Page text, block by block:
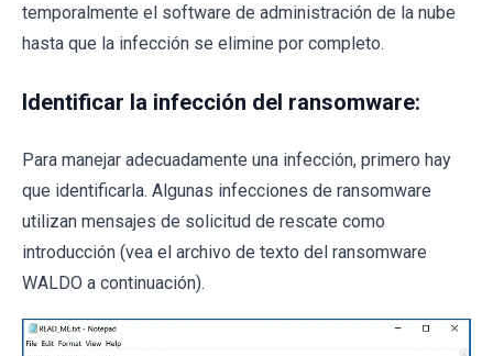
temporalmente el software de administración de la nube
hasta que la infección se elimine por completo.
Identificar la infección del ransomware:
Para manejar adecuadamente una infección, primero hay
que identificarla. Algunas infecciones de ransomware
utilizan mensajes de solicitud de rescate como
introducción (vea el archivo de texto del ransomware
WALDO a continuación).